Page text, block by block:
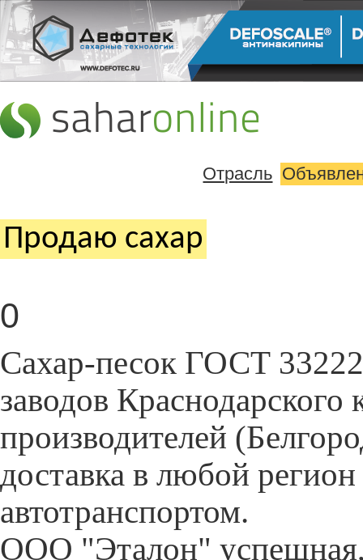
Отрасль
Продаю cахар
0
Cахар-песок ГОСТ
заводов
производителей
доставка в любой
автотранспортом.
ООО "Эталон"